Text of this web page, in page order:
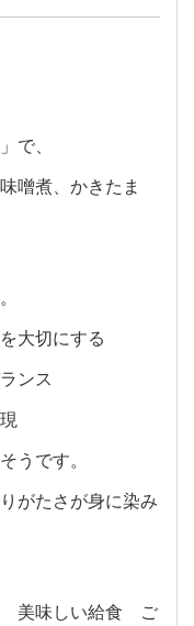
で、
噌煮、かきたま
大切にする
ンス
うです。
がたさが身に染み
美味しい給食 ご